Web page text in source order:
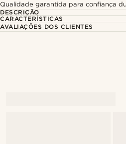
Qualidade garantida para confiança
DESCRIÇÃO
CARACTERÍSTICAS
AVALIAÇÕES DOS CLIENTES